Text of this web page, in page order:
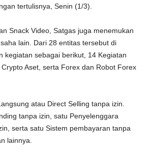
tertulisnya, Senin (1/3).
Snack Video, Satgas juga menemukan
lain. Dari 28 entitas tersebut di
kegiatan sebagai berikut, 14 Kegiatan
Aset, serta Forex dan Robot Forex
atau Direct Selling tanpa izin.
tanpa izin, satu Penyelenggara
serta satu Sistem pembayaran tanpa
lainnya.